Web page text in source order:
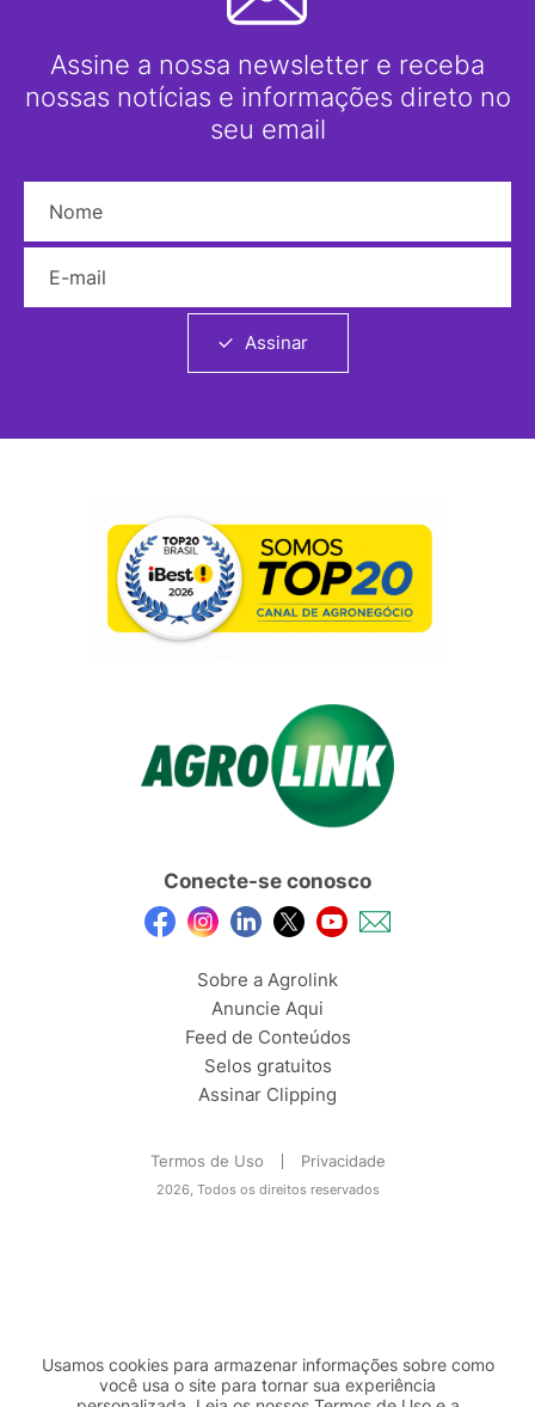
Assine a nossa newsletter e receba
nossas notícias e informações direto no
seu email
Assinar
Conecte-se conosco
Sobre a Agrolink
Anuncie Aqui
Feed de Conteúdos
Selos gratuitos
Assinar Clipping
Termos de Uso Privacidade
2026, Todos os direitos reservados
Usamos cookies para armazenar informações sobre como
você usa o site para tornar sua experiência